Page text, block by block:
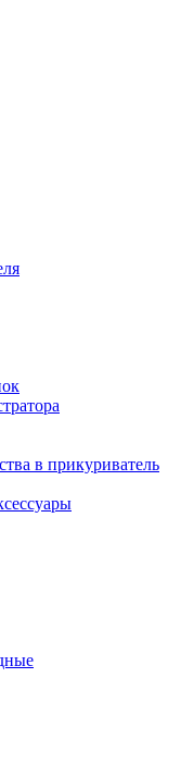
в прикуриватель